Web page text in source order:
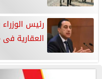
رئيس
العقارية